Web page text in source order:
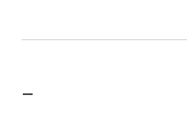
–